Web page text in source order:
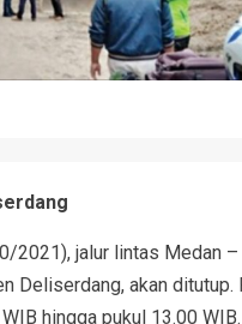
2021), jalur lintas Medan
Deliserdang, akan
hingga pukul 13.00 WIB.